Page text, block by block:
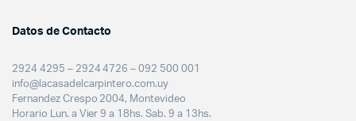
Datos de Contacto
2924 4295 – 2924 4726 – 092 500 001
info@lacasadelcarpintero.com.uy
Fernandez Crespo 2004, Montevideo
Horario Lun. a Vier 9 a 18hs. Sab. 9 a 13hs.